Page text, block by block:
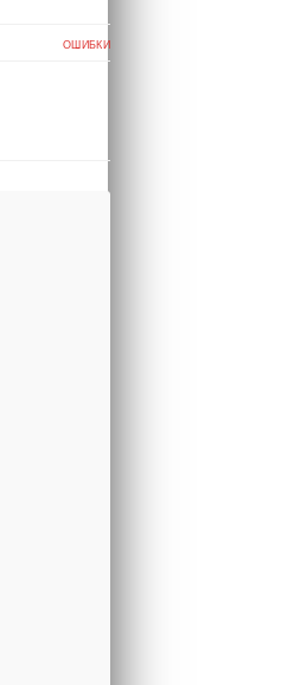
ОШИБКИ